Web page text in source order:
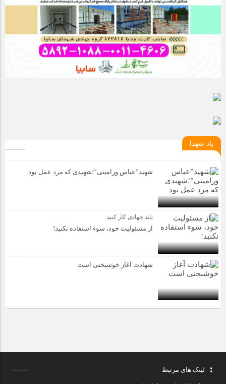
یاد شهدا
شهید”عباس ورامینی”؛شهیدی که مرد عمل بود
باید جهادی کار کنید
از مسئولیت خود، سوء استفاده نکنید!
شهادت آغاز خوشبختی است
لینک های مرتبط